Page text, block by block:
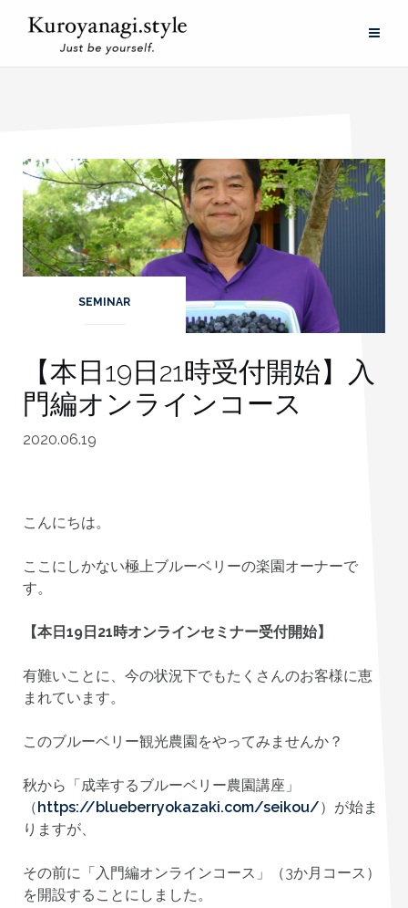
SEMINAR
【本日19日21時受付開始】入
門編オンラインコース
2020.06.19
こんにちは。
ここにしかない極上ブルーベリーの楽園オーナーで
す。
【本日19日21時オンラインセミナー受付開始】
有難いことに、今の状況下でもたくさんのお客様に恵
まれています。
このブルーベリー観光農園をやってみませんか？
秋から「成幸するブルーベリー農園講座」
（https://blueberryokazaki.com/seikou/）が始ま
りますが、
その前に「入門編オンラインコース」（3か月コース）
を開設することにしました。